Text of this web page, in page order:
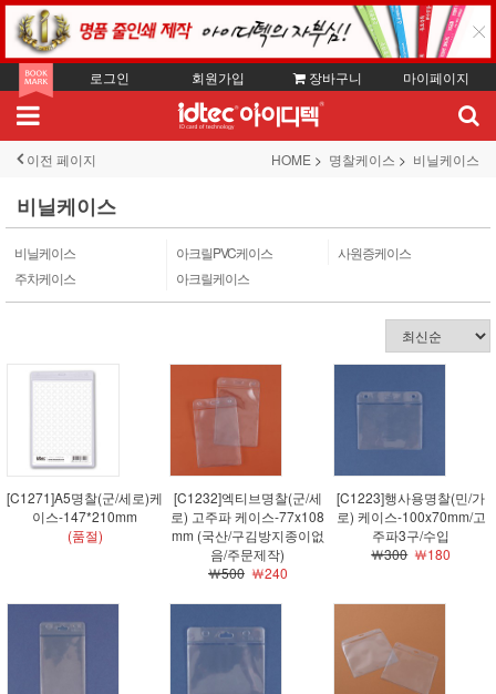
로그인 회원가입 장바구니 마이페이지
이전 페이지 HOME 명찰케이스 비닐케이스
비닐케이스
비닐케이스 아크릴PVC케이스
사원증케이스
주차케이스
아크릴케이스
[C1271]A5명찰(군/세로)케
이스-147*210mm
(품절)
[C1232]엑티브명찰(군/세
로) 고주파 케이스-77x108
mm (국산/구김방지종이없
음/주문제작)
￦500￦240
[C1223]행사용명찰(민/가
로) 케이스-100x70mm/고
주파3구/수입
￦300￦180